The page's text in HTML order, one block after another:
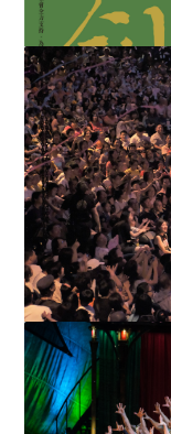
李嘉誠基金會捐贈
住院病人 再飽耳福
一家大小 樂享馬戲